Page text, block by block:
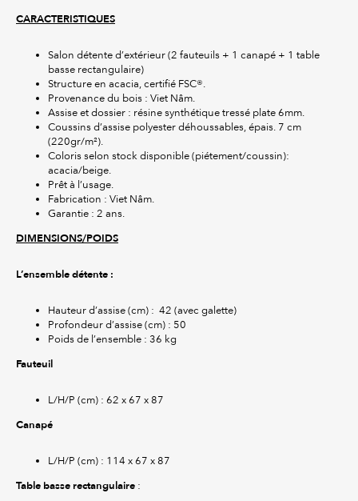
CARACTERISTIQUES
Salon détente d’extérieur (2 fauteuils + 1 canapé + 1 table
basse rectangulaire)
Structure en acacia, certifié FSC®.
Provenance du bois : Viet Nâm.
Assise et dossier : résine synthétique tressé plate 6mm.
Coussins d’assise polyester déhoussables, épais. 7 cm
(220gr/m²).
Coloris selon stock disponible (piétement/coussin):
acacia/beige.
Prêt à l’usage.
Fabrication : Viet Nâm.
Garantie : 2 ans.
DIMENSIONS/POIDS
L’ensemble détente :
Hauteur d’assise (cm) : 42 (avec galette)
Profondeur d’assise (cm) : 50
Poids de l’ensemble : 36 kg
Fauteuil
L/H/P (cm) : 62 x 67 x 87
Canapé
L/H/P (cm) : 114 x 67 x 87
Table basse rectangulaire :